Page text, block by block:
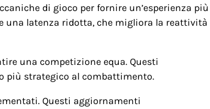
di gioco per fornire un’esperienza più
una latenza ridotta, che migliora la reattività
una competizione equa. Questi
più strategico al combattimento.
Questi aggiornamenti